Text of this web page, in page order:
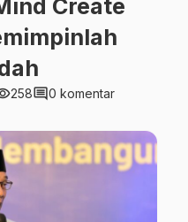
Create
258comment0 komentar